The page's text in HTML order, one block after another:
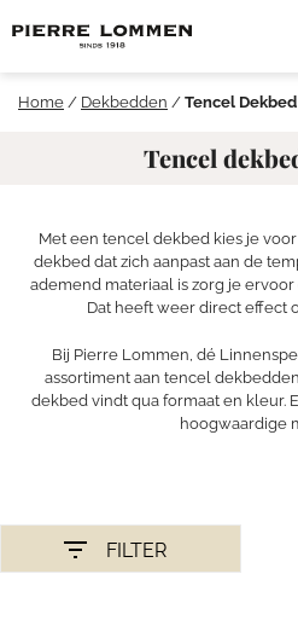
naar
Home / Dekbedden / Tencel Dekbed
Tencel
Met een tencel dekbed kies je
dekbed dat zich aanpast aan de
ademend materiaal is zorg je
Dat heeft weer direct effect
Bij Pierre Lommen, dé
assortiment aan tencel
dekbed vindt qua formaat en kleur.
hoogwaardige
FILTER